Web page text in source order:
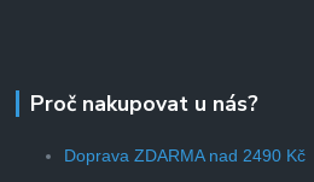
Proč nakupovat u nás?
Doprava ZDARMA nad 2490 Kč